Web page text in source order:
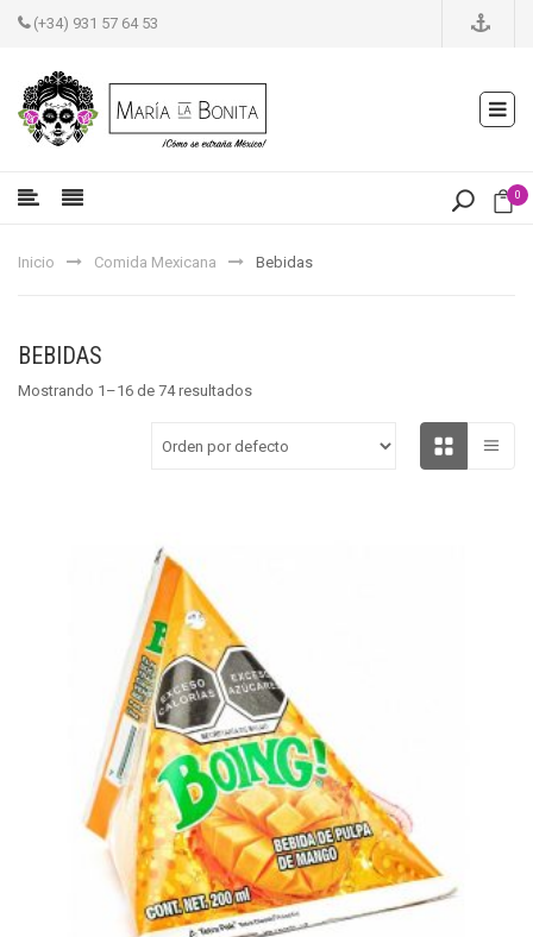
(+34) 931 57 64 53
0
Inicio Comida Mexicana Bebidas
BEBIDAS
Mostrando 1–16 de 74 resultados